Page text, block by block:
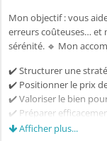
Mon objectif : vous
erreurs coûteuses… et
sérénité. 🔹 Mon
✔️ Structurer une
✔️ Positionner le prix
✔️ Valoriser le bien
✔️ Préparer
✔️ Sécuriser chaque
Afficher plus...